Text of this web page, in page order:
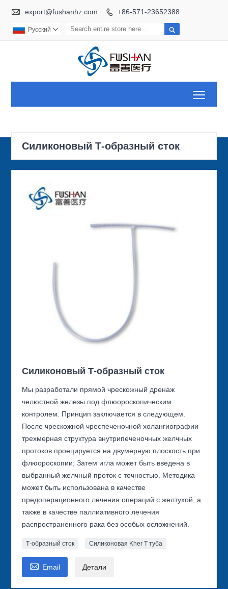
 export@fushanhz.com  +86-571-23652388

Pусский 
Силиконовый Т-образный сток
Силиконовый Т-образный сток
Мы разработали прямой чрескожный дренаж
челюстной железы под флюороскопическим
контролем. Принцип заключается в следующем.
После чрескожной чреспеченочной холангиографии
трехмерная структура внутрипеченочных желчных
протоков проецируется на двумерную плоскость при
флюороскопии; Затем игла может быть введена в
выбранный желчный проток с точностью. Методика
может быть использована в качестве
предоперационного лечения операций с желтухой, а
также в качестве паллиативного лечения
распространенного рака без особых осложнений.
Т-образный сток Силиконовая Kher T туба
 Email Детали